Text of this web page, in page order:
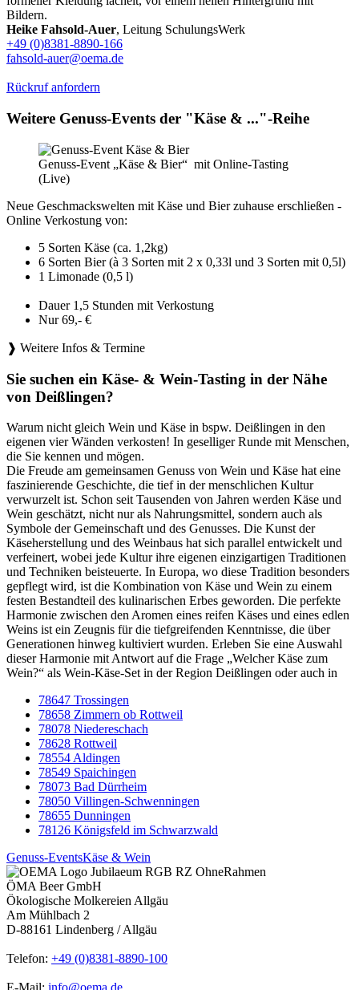
Heike Fahsold-Auer, Leitung SchulungsWerk
+49 (0)8381-8890-166
fahsold-auer@oema.de
Rückruf anfordern
Weitere Genuss-Events der "Käse & ..."-Reihe
Genuss-Event „Käse & Bier“ mit Online-Tasting
(Live)
Neue Geschmackswelten mit Käse und Bier zuhause erschließen -
Online Verkostung von:
5 Sorten Käse (ca. 1,2kg)
6 Sorten Bier (à 3 Sorten mit 2 x 0,33l und 3 Sorten mit 0,5l)
1 Limonade (0,5 l)
Dauer 1,5 Stunden mit Verkostung
Nur 69,- €
❱ Weitere Infos & Termine
Sie suchen ein Käse- & Wein-Tasting in der Nähe
von Deißlingen?
Warum nicht gleich Wein und Käse in bspw. Deißlingen in den
eigenen vier Wänden verkosten! In geselliger Runde mit Menschen,
die Sie kennen und mögen.
Die Freude am gemeinsamen Genuss von Wein und Käse hat eine
faszinierende Geschichte, die tief in der menschlichen Kultur
verwurzelt ist. Schon seit Tausenden von Jahren werden Käse und
Wein geschätzt, nicht nur als Nahrungsmittel, sondern auch als
Symbole der Gemeinschaft und des Genusses. Die Kunst der
Käseherstellung und des Weinbaus hat sich parallel entwickelt und
verfeinert, wobei jede Kultur ihre eigenen einzigartigen Traditionen
und Techniken beisteuerte. In Europa, wo diese Tradition besonders
gepflegt wird, ist die Kombination von Käse und Wein zu einem
festen Bestandteil des kulinarischen Erbes geworden. Die perfekte
Harmonie zwischen den Aromen eines reifen Käses und eines edlen
Weins ist ein Zeugnis für die tiefgreifenden Kenntnisse, die über
Generationen hinweg kultiviert wurden. Erleben Sie eine Auswahl
dieser Harmonie mit Antwort auf die Frage „Welcher Käse zum
Wein?“ als Wein-Käse-Set in der Region Deißlingen oder auch in
78647 Trossingen
78658 Zimmern ob Rottweil
78078 Niedereschach
78628 Rottweil
78554 Aldingen
78549 Spaichingen
78073 Bad Dürrheim
78050 Villingen-Schwenningen
78655 Dunningen
78126 Königsfeld im Schwarzwald
Genuss-EventsKäse & Wein
ÖMA Beer GmbH
Ökologische Molkereien Allgäu
Am Mühlbach 2
D-88161 Lindenberg / Allgäu
Telefon: +49 (0)8381-8890-100